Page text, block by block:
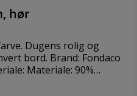
hør
og
Fondaco
Materiale: 90%